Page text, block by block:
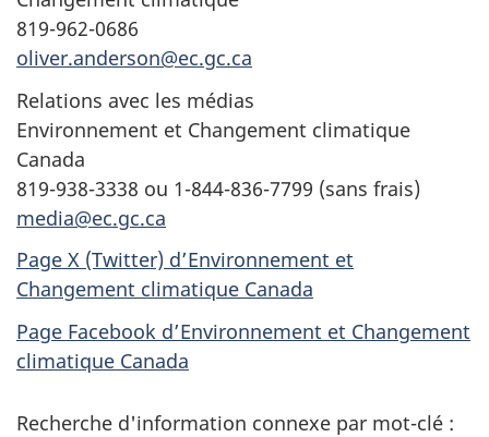
819-962-0686
oliver.anderson@ec.gc.ca
Relations avec les médias
Environnement et Changement climatique
Canada
819-938-3338 ou 1-844-836-7799 (sans frais)
media@ec.gc.ca
Page X (Twitter) d’Environnement et
Changement climatique Canada
Page Facebook d’Environnement et Changement
climatique Canada
Recherche d'information connexe par mot-clé :